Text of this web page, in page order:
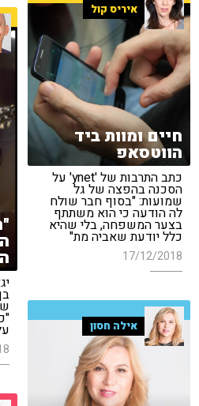
איריס קול
חיים ומוות ביד
הווטסאפ
כתב התרבות של 'ynet' על
הסכנה בהפצה של גל
שמועות: "בסוף חבר שולח
לה הודעה כי הוא משתתף
בצער המשפחה, בלי שהיא
כלל יודעת שאביה מת"
17/12/2018
אילה חסון